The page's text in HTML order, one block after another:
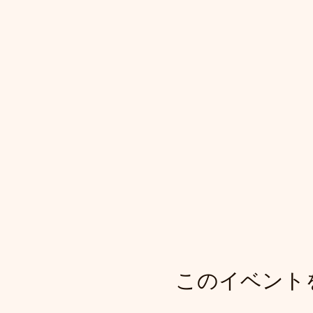
このイベント